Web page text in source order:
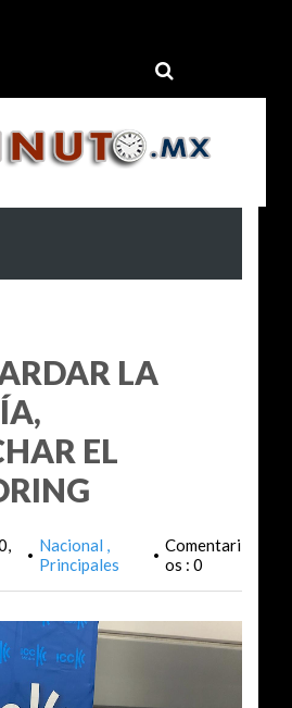
LA
EL
• Nacional
Principales
• Comentari
os : 0